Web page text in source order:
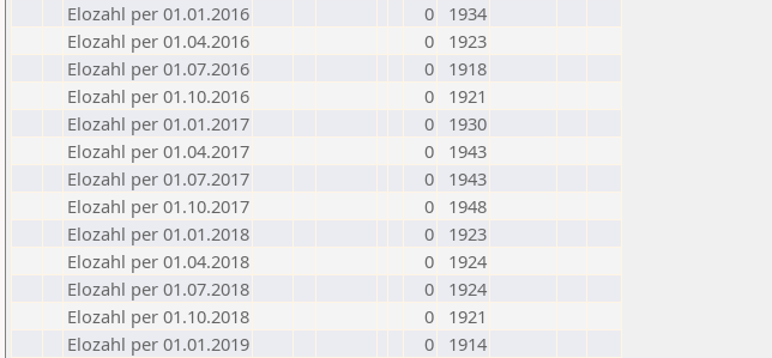
Elozahl per 01.01.2016
0
1934
Elozahl per 01.04.2016
0
1923
Elozahl per 01.07.2016
0
1918
Elozahl per 01.10.2016
0
1921
Elozahl per 01.01.2017
0
1930
Elozahl per 01.04.2017
0
1943
Elozahl per 01.07.2017
0
1943
Elozahl per 01.10.2017
0
1948
Elozahl per 01.01.2018
0
1923
Elozahl per 01.04.2018
0
1924
Elozahl per 01.07.2018
0
1924
Elozahl per 01.10.2018
0
1921
Elozahl per 01.01.2019
0
1914